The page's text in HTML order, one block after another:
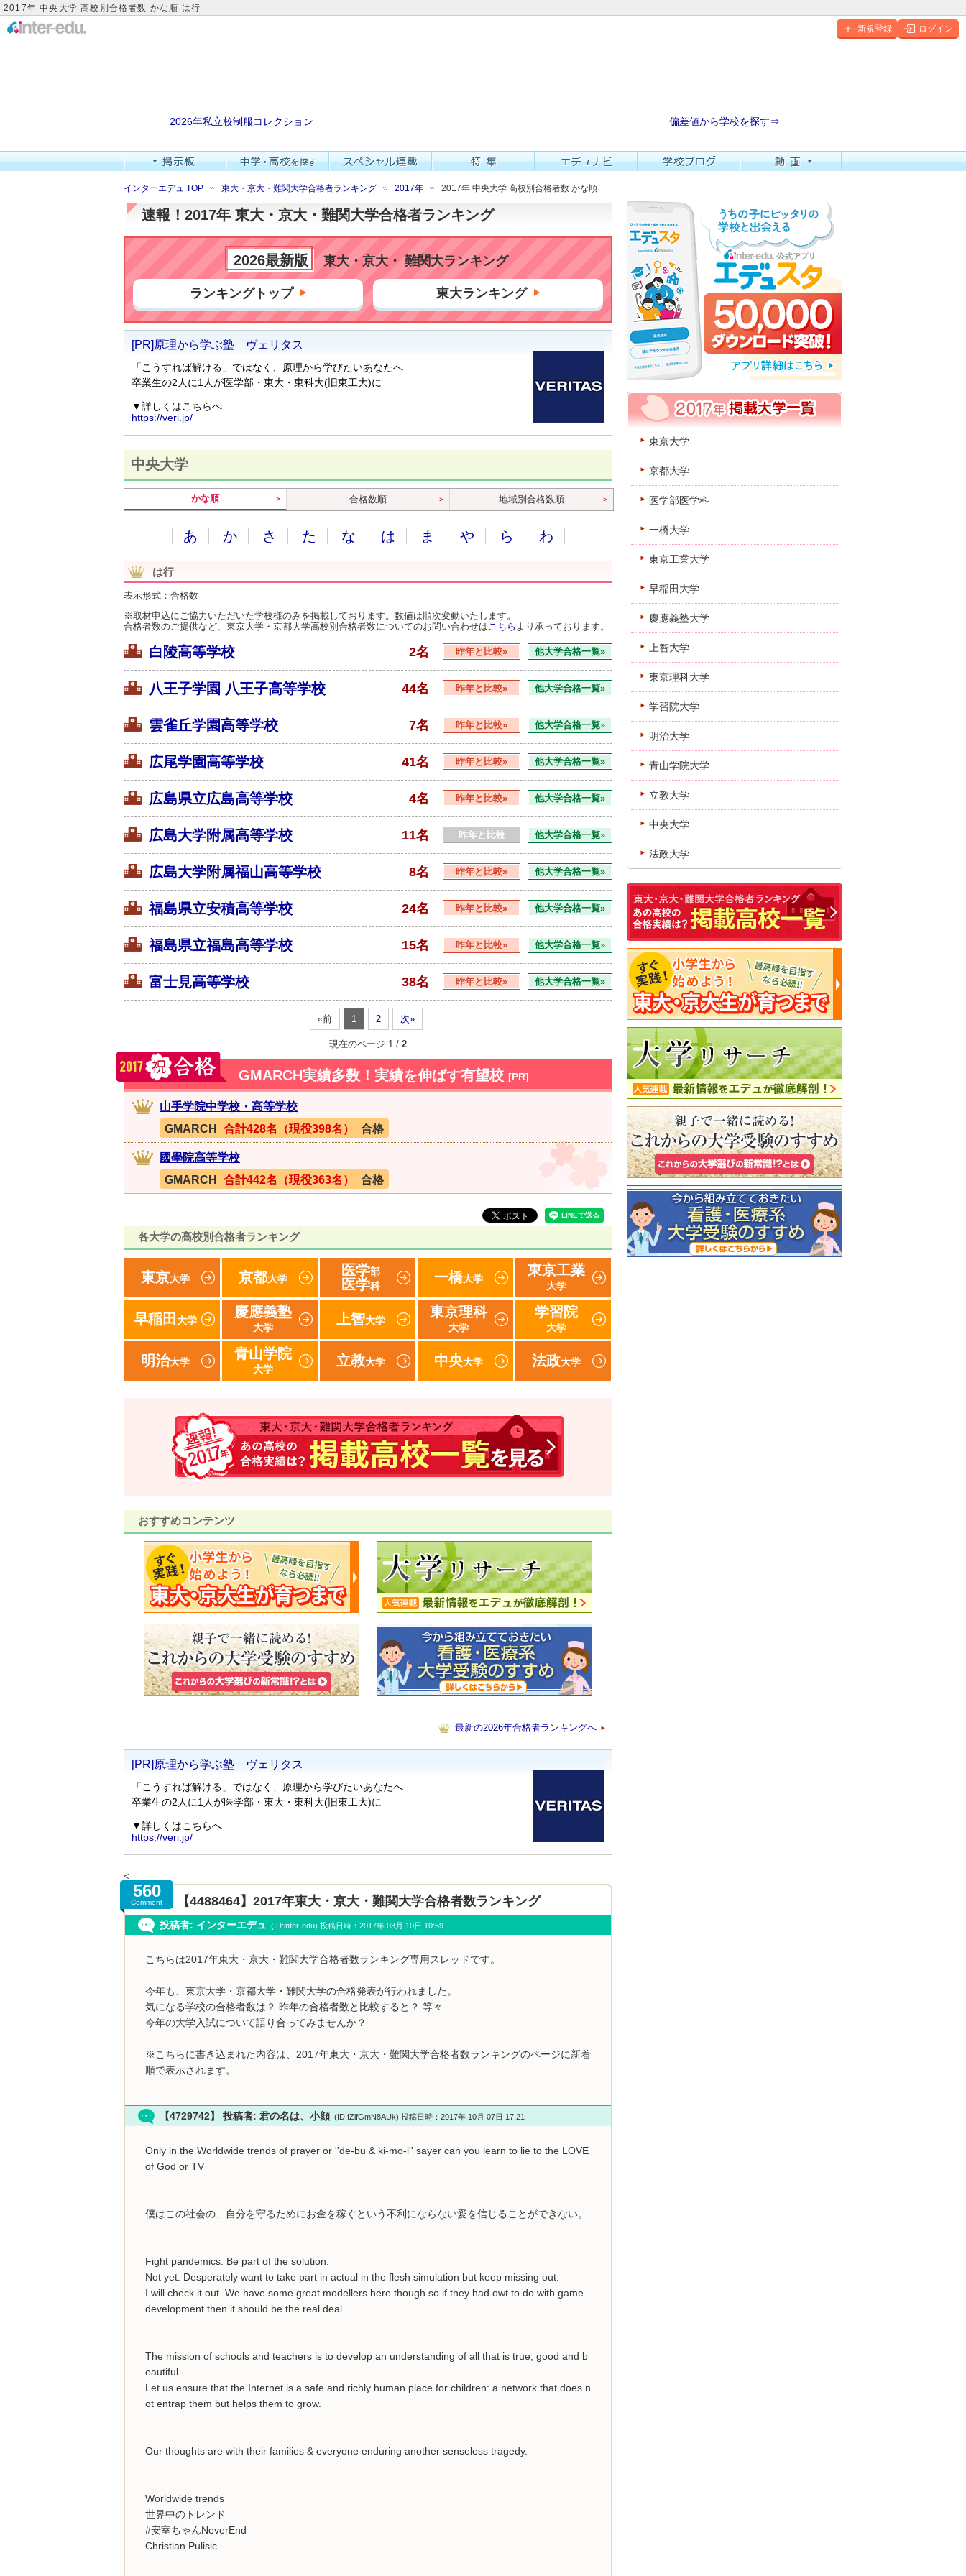
2017年 中央大学 高校別合格者数 かな順 は行
新規登録 ログイン
2026年私立校制服コレクション 偏差値から学校を探す⇒
インターエデュ TOP 東大・京大・難関大学合格者ランキング 2017年 2017年 中央大学 高校別合格者数 かな順
速報！2017年 東大・京大・難関大学合格者ランキング
2026最新版 東大・京大・ 難関大ランキング
ランキングトップ 東大ランキング
中央大学
かな順 合格数順 地域別合格数順
あ か さ た な は ま や ら わ
は行
表示形式：合格数
※取材申込にご協力いただいた学校様のみを掲載しております。数値は順次変動いたします。
合格者数のご提供など、東京大学・京都大学高校別合格者数についてのお問い合わせは こちら より承っております。
白陵高等学校 2名 昨年と比較» 他大学合格一覧»
八王子学園 八王子高等学校 44名 昨年と比較» 他大学合格一覧»
雲雀丘学園高等学校 7名 昨年と比較» 他大学合格一覧»
広尾学園高等学校 41名 昨年と比較» 他大学合格一覧»
広島県立広島高等学校 4名 昨年と比較» 他大学合格一覧»
広島大学附属高等学校 11名 昨年と比較 他大学合格一覧»
広島大学附属福山高等学校 8名 昨年と比較» 他大学合格一覧»
福島県立安積高等学校 24名 昨年と比較» 他大学合格一覧»
福島県立福島高等学校 15名 昨年と比較» 他大学合格一覧»
富士見高等学校 38名 昨年と比較» 他大学合格一覧»
«前 1 2 次»
現在のページ 1 / 2
GMARCH実績多数！実績を伸ばす有望校 [PR]
山手学院中学校・高等学校
GMARCH
合計428名（現役398名） 合格
國學院高等学校
GMARCH
合計442名（現役363名） 合格
各大学の高校別合格者ランキング
東京大学 京都大学
医学部
医学科
一橋大学
東京工業
大学
早稲田 大学
慶應義塾
大学
上智大学
東京理科
大学
学習院
大学
明治大学
青山学院
大学
立教大学 中央大学 法政大学
おすすめコンテンツ
最新の2026年合格者ランキングへ
<
560
Comment 【4488464】2017年東大・京大・難関大学合格者数ランキング
投稿者: インターエデュ (ID:inter-edu) 投稿日時：2017年 03月 10日 10:59
こちらは2017年東大・京大・難関大学合格者数ランキング専用スレッドです。
今年も、東京大学・京都大学・難関大学の合格発表が行われました。
気になる学校の合格者数は？ 昨年の合格者数と比較すると？ 等々
今年の大学入試について語り合ってみませんか？
※こちらに書き込まれた内容は、2017年東大・京大・難関大学合格者数ランキングのページに新着
順で表示されます。
【4729742】 投稿者: 君の名は、小顔 (ID:fZifGmN8AUk) 投稿日時：2017年 10月 07日 17:21
Only in the Worldwide trends of prayer or ''de-bu & ki-mo-i'' sayer can you learn to lie to the LOVE
of God or TV
僕はこの社会の、自分を守るためにお金を稼ぐという不利にならない愛を信じることができない。
Fight pandemics. Be part of the solution.
Not yet. Desperately want to take part in actual in the flesh simulation but keep missing out.
I will check it out. We have some great modellers here though so if they had owt to do with game
development then it should be the real deal
The mission of schools and teachers is to develop an understanding of all that is true, good and b
eautiful.
Let us ensure that the Internet is a safe and richly human place for children: a network that does n
ot entrap them but helps them to grow.
Our thoughts are with their families & everyone enduring another senseless tragedy.
Worldwide trends
世界中のトレンド
#安室ちゃんNeverEnd
Christian Pulisic
東京大学
京都大学
医学部医学科
一橋大学
東京工業大学
早稲田大学
慶應義塾大学
上智大学
東京理科大学
学習院大学
明治大学
青山学院大学
立教大学
中央大学
法政大学